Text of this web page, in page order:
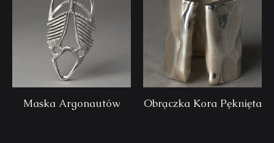
Maska Argonautów Obrączka Kora Pęknięta